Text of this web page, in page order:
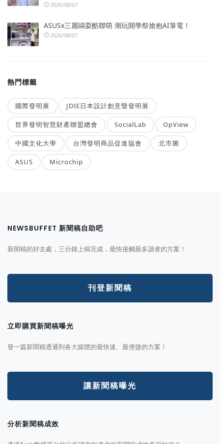
2026/08/07
ASUSx三麗鷗耍酷聯萌 潮玩開學祭搶抱AI筆電！
2026/08/07
熱門標籤
國際發明展 JDIE日本設計創意暨發明展
世界發明智慧財產聯盟總會 SocialLab OpView
中國文化大學 台灣發明商品促進協會 北市圖
ASUS Microchip
NEWSBUFFET 新聞稿自助吧
新聞稿的好去處，三分鐘上稿完成，最快接觸最多讀者的方案！
刊登新聞稿
立即購買新聞稿曝光
發一篇新聞稿透通到各大媒體的最快速、最便捷的方案！
讓新聞稿曝光
分析新聞稿成效